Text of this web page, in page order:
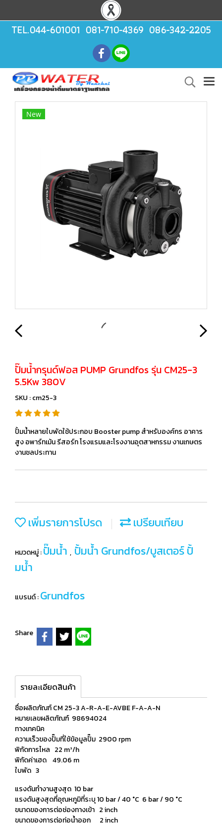
TEL.044-601001 081-710-4369 086-342-2205
New
ปั๊มน้ำกรุนด์ฟอส PUMP Grundfos รุ่น CM25-3
5.5Kw 380V
SKU : cm25-3
ปั้มน้ำหลายใบพัดใช้ประกอบ Booster pump สำหรับองค์กร อาคาร
สูง อพาร์ทเม้น รีสอร์ท โรงแรมและโรงงานอุตสาหกรรม งานเกษตร
งานชลประทาน
เพิ่มรายการโปรด เปรียบเทียบ
หมวดหมู่ :ปั๊มน้ำ , ปั้มน้ำ Grundfos/บูสเตอร์ ปั้
มน้ำ
แบรนด์ :Grundfos
Share
รายละเอียดสินค้า
ชื่อผลิตภัณฑ์ CM 25-3 A-R-A-E-AVBE F-A-A-N
หมายเลขผลิตภัณฑ์ 98694024
ทางเทคนิค
ความเร็วของปั๊มที่ใช้ข้อมูลปั๊ม 2900 rpm
พิกัดการไหล 22 m³/h
พิกัดค่าเฮด 49.06 m
ใบพัด 3
แรงดันทำงานสูงสุด 10 bar
แรงดันสูงสุดที่อุณหภูมิที่ระบุ 10 bar / 40 °C 6 bar / 90 °C
ขนาดของการต่อช่องทางเข้า 2 inch
ขนาดของการต่อท่อน้ำออก 2 inch